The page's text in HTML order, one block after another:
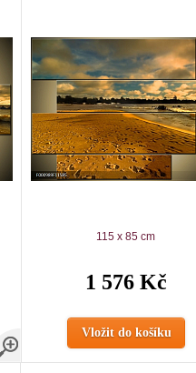
115 x 85 cm
1 576 Kč
Vložit do košíku